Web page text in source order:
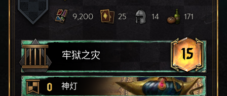
9,200 25 14 171
牢狱之灾 15
0 神灯